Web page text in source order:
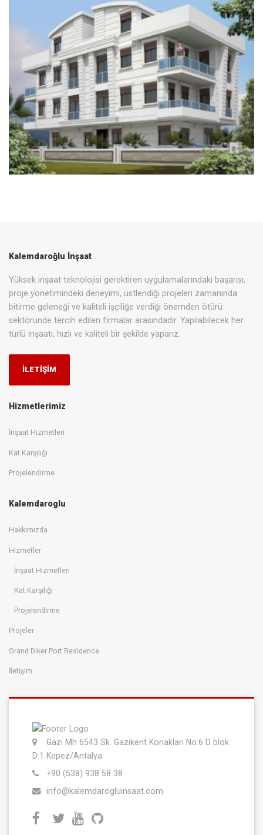
Kalemdaroğlu İnşaat
Yüksek inşaat teknolojisi gerektiren uygulamalarındaki başarısı,
proje yönetimindeki deneyimi, üstlendiği projeleri zamanında
bitirme geleneği ve kaliteli işçiliğe verdiği önemden ötürü
sektöründe tercih edilen firmalar arasındadır. Yapılabilecek her
türlü inşaatı, hızlı ve kaliteli bir şekilde yaparız.
İLETİŞİM
Hizmetlerimiz
İnşaat Hizmetleri
Kat Karşılığı
Projelendirme
Kalemdaroglu
Hakkımızda
Hizmetler
İnşaat Hizmetleri
Kat Karşılığı
Projelendirme
Projeler
Grand Diker Port Residence
İletişim
Gazi Mh 6543 Sk. Gazikent Konakları No:6 D blok
D:1 Kepez/Antalya
+90 (538) 938 58 38
info@kalemdarogluinsaat.com